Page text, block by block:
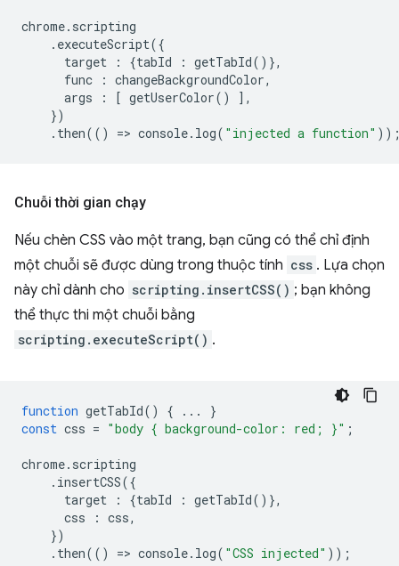
chrome. scripting
. executeScript({
target
: {tabId : getTabId()},
func
: changeBackgroundColor,
args
: [ getUserColor()
],
})
. then(() => console. log( "injected a function"
Chuỗi thời gian chạy
Nếu chèn CSS vào một trang, bạn cũng có thể chỉ định
một chuỗi sẽ được dùng trong thuộc tính css . Lựa chọn
này chỉ dành cho scripting.insertCSS() ; bạn không
thể thực thi một chuỗi bằng
scripting.executeScript() .
function getTabId() { ...
}
const css = "body { background-color: red; }" ;
chrome. scripting
. insertCSS({
target
: {tabId : getTabId()},
css
: css,
})
. then(() => console. log( "CSS injected" ));